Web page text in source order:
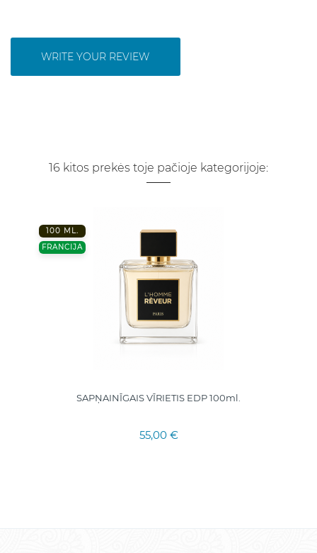
WRITE YOUR REVIEW
16 kitos prekės toje pačioje kategorijoje:
100 ML.
FRANCIJA
SAPŅAINĪGAIS VĪRIETIS EDP 100ml.
55,00 €